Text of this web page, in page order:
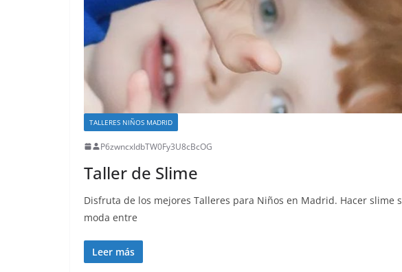
TALLERES NIÑOS MADRID
P6zwncxIdbTW0Fy3U8cBcOG
Taller de Slime
Disfruta de los mejores Talleres para Niños en Madrid. Hacer slime
moda entre
Leer más